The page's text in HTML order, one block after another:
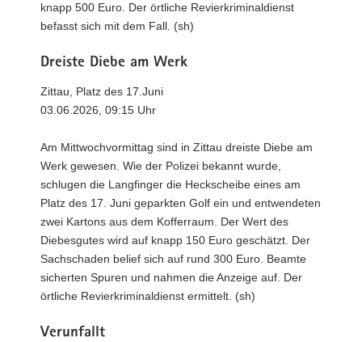
knapp 500 Euro. Der örtliche Revierkriminaldienst
befasst sich mit dem Fall. (sh)
Dreiste Diebe am Werk
Zittau, Platz des 17.Juni
03.06.2026, 09:15 Uhr
Am Mittwochvormittag sind in Zittau dreiste Diebe am
Werk gewesen. Wie der Polizei bekannt wurde,
schlugen die Langfinger die Heckscheibe eines am
Platz des 17. Juni geparkten Golf ein und entwendeten
zwei Kartons aus dem Kofferraum. Der Wert des
Diebesgutes wird auf knapp 150 Euro geschätzt. Der
Sachschaden belief sich auf rund 300 Euro. Beamte
sicherten Spuren und nahmen die Anzeige auf. Der
örtliche Revierkriminaldienst ermittelt. (sh)
Verunfallt